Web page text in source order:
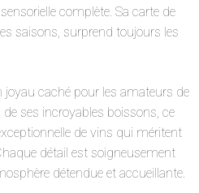
complète. Sa carte de
saisons, surprend toujours les
caché pour les amateurs de
ses incroyables boissons, ce
de vins qui méritent
détail est soigneusement
détendue et accueillante.